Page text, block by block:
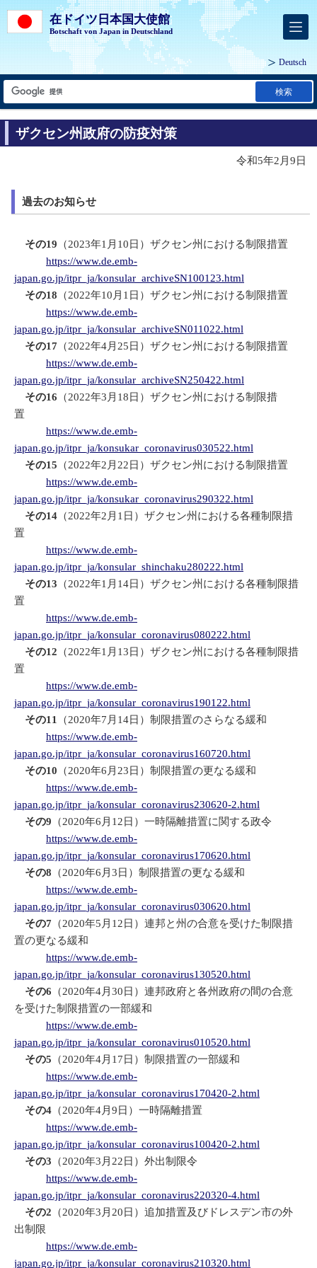
在ドイツ日本国大使館
Botschaft von Japan in Deutschland
Deutsch
検索
ザクセン州政府の防疫対策
令和5年2月9日
過去のお知らせ
その19 （2023年1月10日）ザクセン州における制限措置
https://www.de.emb-
japan.go.jp/itpr_ja/konsular_archiveSN100123.html
その18 （2022年10月1日）ザクセン州における制限措置
https://www.de.emb-
japan.go.jp/itpr_ja/konsular_archiveSN011022.html
その17 （2022年4月25日）ザクセン州における制限措置
https://www.de.emb-
japan.go.jp/itpr_ja/konsular_archiveSN250422.html
その16 （2022年3月18日）ザクセン州における制限措
置
https://www.de.emb-
japan.go.jp/itpr_ja/konsukar_coronavirus030522.html
その15 （2022年2月22日）ザクセン州における制限措置
https://www.de.emb-
japan.go.jp/itpr_ja/konsukar_coronavirus290322.html
その14 （2022年2月1日）ザクセン州における各種制限措
置
https://www.de.emb-
japan.go.jp/itpr_ja/konsular_shinchaku280222.html
その13 （2022年1月14日）ザクセン州における各種制限措
置
https://www.de.emb-
japan.go.jp/itpr_ja/konsular_coronavirus080222.html
その12 （2022年1月13日）ザクセン州における各種制限措
置
https://www.de.emb-
japan.go.jp/itpr_ja/konsular_coronavirus190122.html
その11 （2020年7月14日）制限措置のさらなる緩和
https://www.de.emb-
japan.go.jp/itpr_ja/konsular_coronavirus160720.html
その10 （2020年6月23日）制限措置の更なる緩和
https://www.de.emb-
japan.go.jp/itpr_ja/konsular_coronavirus230620-2.html
その9 （2020年6月12日）一時隔離措置に関する政令
https://www.de.emb-
japan.go.jp/itpr_ja/konsular_coronavirus170620.html
その8 （2020年6月3日）制限措置の更なる緩和
https://www.de.emb-
japan.go.jp/itpr_ja/konsular_coronavirus030620.html
その7 （2020年5月12日）連邦と州の合意を受けた制限措
置の更なる緩和
https://www.de.emb-
japan.go.jp/itpr_ja/konsular_coronavirus130520.html
その6 （2020年4月30日）連邦政府と各州政府の間の合意
を受けた制限措置の一部緩和
https://www.de.emb-
japan.go.jp/itpr_ja/konsular_coronavirus010520.html
その5 （2020年4月17日）制限措置の一部緩和
https://www.de.emb-
japan.go.jp/itpr_ja/konsular_coronavirus170420-2.html
その4 （2020年4月9日）一時隔離措置
https://www.de.emb-
japan.go.jp/itpr_ja/konsular_coronavirus100420-2.html
その3 （2020年3月22日）外出制限令
https://www.de.emb-
japan.go.jp/itpr_ja/konsular_coronavirus220320-4.html
その2 （2020年3月20日）追加措置及びドレスデン市の外
出制限
https://www.de.emb-
japan.go.jp/itpr_ja/konsular_coronavirus210320.html